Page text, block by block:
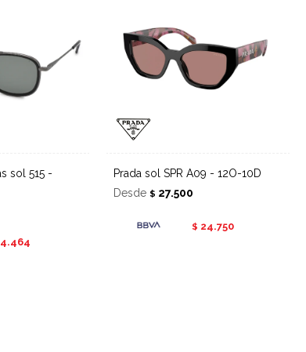
4.464
Prada sol SPR A09 - 12O-10D
Desde$ 27.500
$ 24.750